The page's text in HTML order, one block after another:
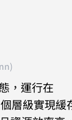
，運行在
層級實現緩